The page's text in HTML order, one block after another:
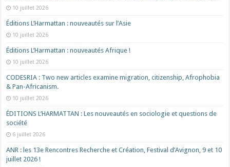
10 juillet 2026
Éditions L’Harmattan : nouveautés sur l’Asie
10 juillet 2026
Éditions L’Harmattan : nouveautés Afrique !​
10 juillet 2026
CODESRIA : Two new articles examine migration, citizenship, Afrophobia
& Pan-Africanism.
10 juillet 2026
ÉDITIONS L’HARMATTAN : Les nouveautés en sociologie et questions de
société
6 juillet 2026
ANR : les 13e Rencontres Recherche et Création, Festival d’Avignon, 9 et 10
juillet 2026 !